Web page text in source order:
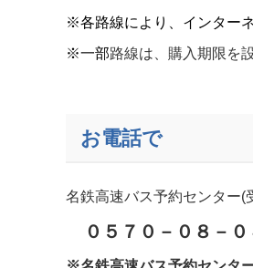
※各路線により、インター
※一部路線は、購入期限を
お電話で
名鉄高速バス予約センター
０５７０－０８－０